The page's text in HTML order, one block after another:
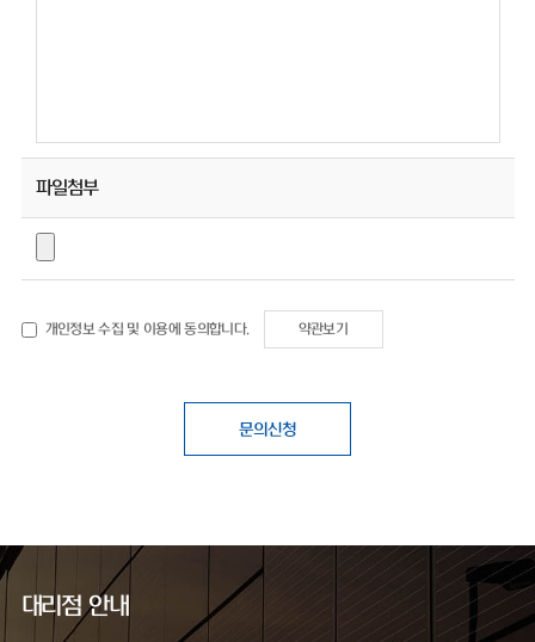
파일첨부
개인정보 수집 및 이용에 동의합니다. 약관보기
문의신청
대리점 안내